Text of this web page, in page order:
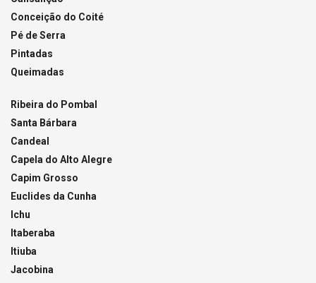
Conceição do Coité
Pé de Serra
Pintadas
Queimadas
Ribeira do Pombal
Santa Bárbara
Candeal
Capela do Alto Alegre
Capim Grosso
Euclides da Cunha
Ichu
Itaberaba
Itiuba
Jacobina